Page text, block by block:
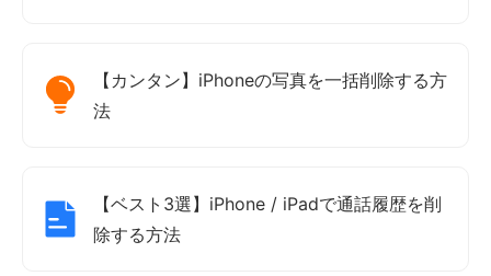
【カンタン】iPhoneの写真を一括削除する方
法
【ベスト3選】iPhone / iPadで通話履歴を削
除する方法